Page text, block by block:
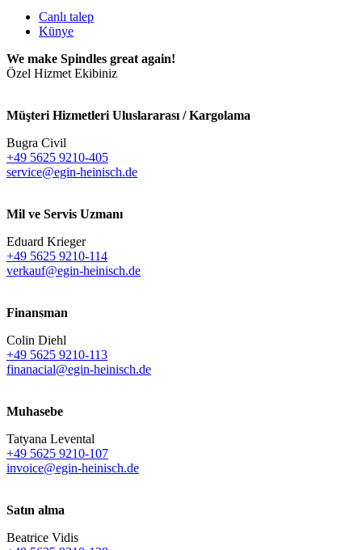
Canlı talep
Künye
We make Spindles great again!
Özel Hizmet Ekibiniz
Müşteri Hizmetleri Uluslararası / Kargolama
Bugra Civil
+49 5625 9210-405
service@egin-heinisch.de
Mil ve Servis Uzmanı
Eduard Krieger
+49 5625 9210-114
verkauf@egin-heinisch.de
Finansman
Colin Diehl
+49 5625 9210-113
finanacial@egin-heinisch.de
Muhasebe
Tatyana Levental
+49 5625 9210-107
invoice@egin-heinisch.de
Satın alma
Beatrice Vidis